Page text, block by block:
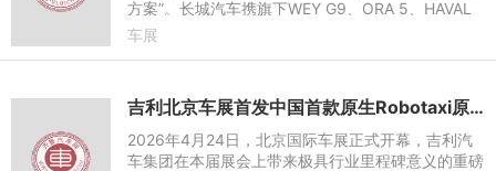
方案”。长城汽车携旗下WEY G9、ORA 5、HAVAL
6多款主力车型亮相，这些车型均搭载了华为HMS fo
车展
吉利北京车展首发中国首款原生Robotaxi原型车EvaCab 以全域AI 2.0开启智能出行新纪元
2026年4月24日，北京国际车展正式开幕，吉利汽
车集团在本届展会上带来极具行业里程碑意义的重磅